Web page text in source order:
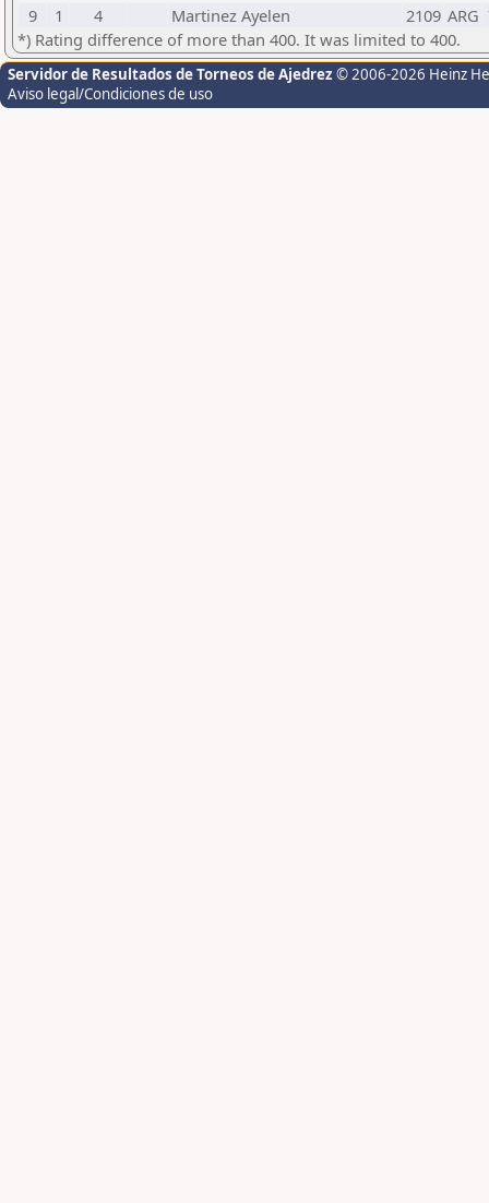
9
1 4 Martinez Ayelen 2109 ARG
*) Rating difference of more than 400. It was limited to 400.
Servidor de Resultados de Torneos de Ajedrez © 2006-2026 Heinz
Aviso legal/Condiciones de uso